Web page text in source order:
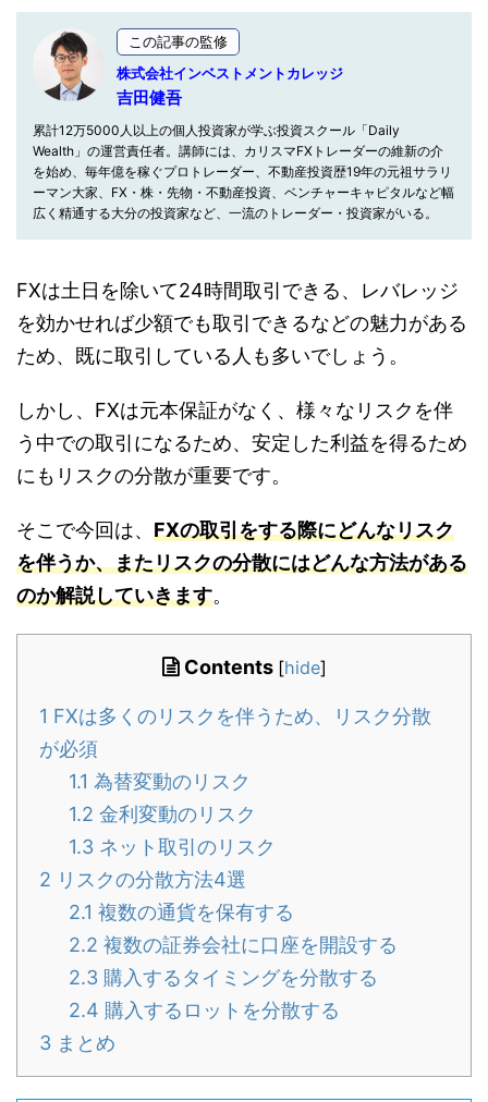
この記事の監修
株式会社インベストメントカレッジ
吉田健吾
累計12万5000人以上の個人投資家が学ぶ投資スクール「Daily
Wealth」の運営責任者。講師には、カリスマFXトレーダーの維新の介
を始め、毎年億を稼ぐプロトレーダー、不動産投資歴19年の元祖サラリ
ーマン大家、FX・株・先物・不動産投資、ベンチャーキャピタルなど幅
広く精通する大分の投資家など、一流のトレーダー・投資家がいる。
FXは土日を除いて24時間取引できる、レバレッジ
を効かせれば少額でも取引できるなどの魅力がある
ため、既に取引している人も多いでしょう。
しかし、FXは元本保証がなく、様々なリスクを伴
う中での取引になるため、安定した利益を得るため
にもリスクの分散が重要です。
そこで今回は、 FXの取引をする際にどんなリスク
を伴うか、またリスクの分散にはどんな方法がある
のか解説していきます。
Contents [hide]
1 FXは多くのリスクを伴うため、リスク分散
が必須
1.1 為替変動のリスク
1.2 金利変動のリスク
1.3 ネット取引のリスク
2 リスクの分散方法4選
2.1 複数の通貨を保有する
2.2 複数の証券会社に口座を開設する
2.3 購入するタイミングを分散する
2.4 購入するロットを分散する
3 まとめ